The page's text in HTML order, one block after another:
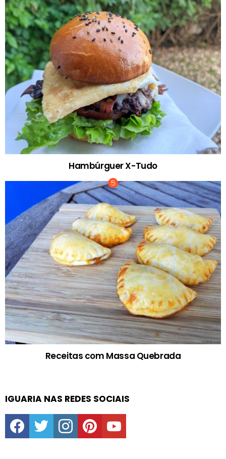
Hambúrguer X-Tudo
Receitas com Massa Quebrada
IGUARIA NAS REDES SOCIAIS
facebooktwitter instagrampinterestyoutube